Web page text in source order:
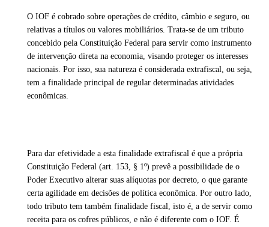
O IOF é cobrado sobre operações de crédito, câmbio e seguro, ou
relativas a títulos ou valores mobiliários. Trata-se de um tributo
concebido pela Constituição Federal para servir como instrumento
de intervenção direta na economia, visando proteger os interesses
nacionais. Por isso, sua natureza é considerada extrafiscal, ou seja,
tem a finalidade principal de regular determinadas atividades
econômicas.
Para dar efetividade a esta finalidade extrafiscal é que a própria
Constituição Federal (art. 153, § 1º) prevê a possibilidade de o
Poder Executivo alterar suas alíquotas por decreto, o que garante
certa agilidade em decisões de política econômica. Por outro lado,
todo tributo tem também finalidade fiscal, isto é, a de servir como
receita para os cofres públicos, e não é diferente com o IOF. É